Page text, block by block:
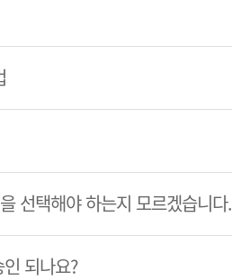
선택해야 하는지 모르겠습니다.
되나요?